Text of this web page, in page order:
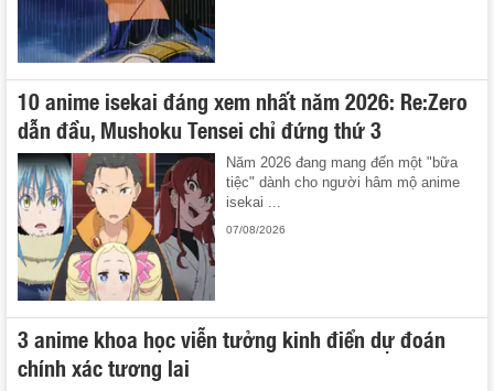
10 anime isekai đáng xem nhất năm 2026: Re:Zero
dẫn đầu, Mushoku Tensei chỉ đứng thứ 3
Năm 2026 đang mang đến một "bữa
tiệc" dành cho người hâm mộ anime
isekai ...
07/08/2026
3 anime khoa học viễn tưởng kinh điển dự đoán
chính xác tương lai